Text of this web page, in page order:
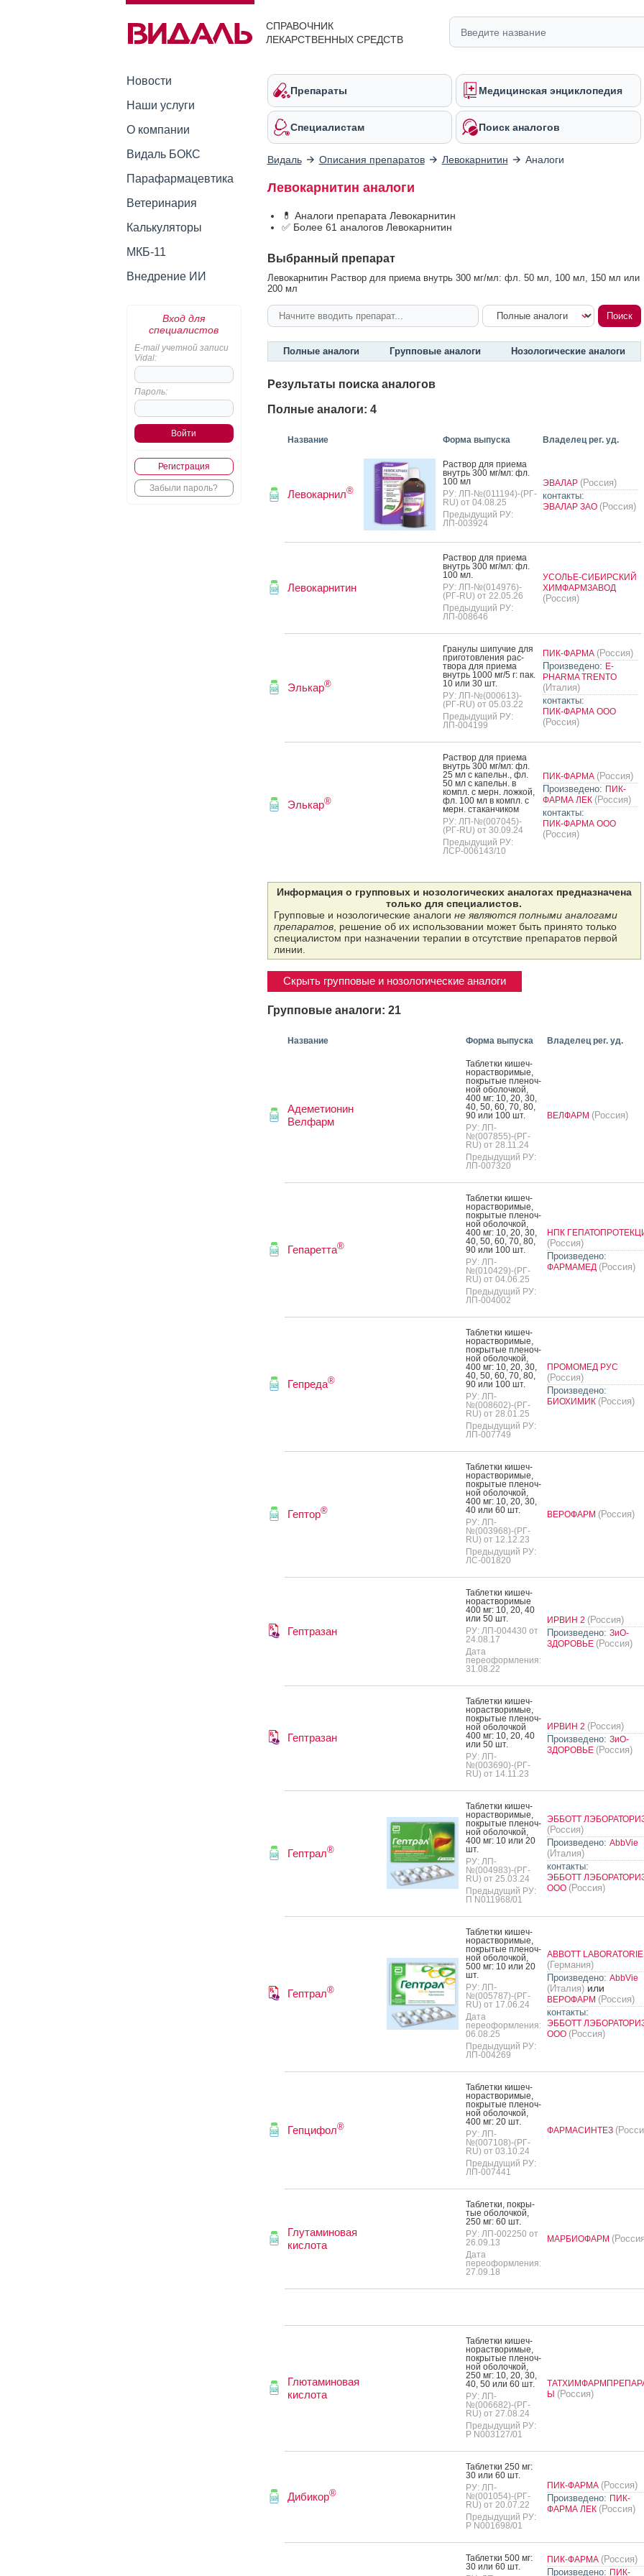
СПРАВОЧНИК
ЛЕКАРСТВЕННЫХ СРЕДСТВ
Новости
Наши услуги
О компании
Видаль БОКС
Парафармацевтика
Ветеринария
Калькуляторы
МКБ-11
Внедрение ИИ
Вход для
специалистов
E-mail учетной записи
Vidal:
Пароль:
Регистрация
Забыли пароль?
Препараты Медицинская энциклопедия
Специалистам Поиск аналогов
Видаль Описания препаратов Левокарнитин Аналоги
Левокарнитин аналоги
💊 Аналоги препарата Левокарнитин
✅ Более 61 аналогов Левокарнитин
Выбранный препарат
Левокарнитин Раствор для приема внутрь 300 мг/мл: фл. 50 мл, 100 мл, 150 мл или
200 мл
Полные аналоги Групповые аналоги Нозологические аналоги
Результаты поиска аналогов
Полные аналоги: 4
Название Форма выпуска Владелец рег. уд.
Левокарнил®
Рас­твор для при­ема
внутрь 300 мг/мл: фл.
100 мл
РУ: ЛП-№(011194)-(РГ-
RU) от 04.08.25
Предыдущий РУ:
ЛП-003924
ЭВАЛАР (Россия)
контакты:
ЭВАЛАР ЗАО (Россия)
Левокарнитин
Рас­твор для при­ема
внутрь 300 мг/мл: фл.
100 мл.
РУ: ЛП-№(014976)-
(РГ-RU) от 22.05.26
Предыдущий РУ:
ЛП-008646
УСОЛЬЕ-СИБИРСКИЙ
ХИМФАРМЗАВОД
(Россия)
Элькар®
Гра­нулы ши­пучие для
при­готов­ле­ния рас­
тво­ра для при­ема
внутрь 1000 мг/5 г: пак.
10 или 30 шт.
РУ: ЛП-№(000613)-
(РГ-RU) от 05.03.22
Предыдущий РУ:
ЛП-004199
ПИК-ФАРМА (Россия)
Произведено: E-
PHARMA TRENTO
(Италия)
контакты:
ПИК-ФАРМА ООО
(Россия)
Элькар®
Рас­твор для при­ема
внутрь 300 мг/мл: фл.
25 мл с ка­пельн., фл.
50 мл с ка­пельн. в
компл. с мерн. лож­кой,
фл. 100 мл в компл. с
мерн. ста­кан­чи­ком
РУ: ЛП-№(007045)-
(РГ-RU) от 30.09.24
Предыдущий РУ:
ЛСР-006143/10
ПИК-ФАРМА (Россия)
Произведено: ПИК-
ФАРМА ЛЕК (Россия)
контакты:
ПИК-ФАРМА ООО
(Россия)
Информация о групповых и нозологических аналогах предназначена
только для специалистов.
Групповые и нозологические аналоги не являются полными аналогами
препаратов, решение об их использовании может быть принято только
специалистом при назначении терапии в отсутствие препаратов первой
линии.
Скрыть групповые и нозологические аналоги
Групповые аналоги: 21
Название Форма выпуска Владелец рег. уд.
Адеметионин
Велфарм
Таб­летки ки­шеч­
но­рас­тво­римые,
пок­ры­тые пле­ноч­
ной обо­лоч­кой,
400 мг: 10, 20, 30,
40, 50, 60, 70, 80,
90 или 100 шт.
РУ: ЛП-
№(007855)-(РГ-
RU) от 28.11.24
Предыдущий РУ:
ЛП-007320
ВЕЛФАРМ (Россия)
Гепаретта®
Таб­летки ки­шеч­
но­рас­тво­римые,
пок­ры­тые пле­ноч­
ной обо­лоч­кой,
400 мг: 10, 20, 30,
40, 50, 60, 70, 80,
90 или 100 шт.
РУ: ЛП-
№(010429)-(РГ-
RU) от 04.06.25
Предыдущий РУ:
ЛП-004002
НПК
(Россия)
Произведено:
ФАРМАМЕД (Россия)
Гепреда®
Таб­летки ки­шеч­
но­рас­тво­римые,
пок­ры­тые пле­ноч­
ной обо­лоч­кой,
400 мг: 10, 20, 30,
40, 50, 60, 70, 80,
90 или 100 шт.
РУ: ЛП-
№(008602)-(РГ-
RU) от 28.01.25
Предыдущий РУ:
ЛП-007749
ПРОМОМЕД РУС
(Россия)
Произведено:
БИОХИМИК (Россия)
Гептор®
Таб­летки ки­шеч­
но­рас­тво­римые,
пок­ры­тые пле­ноч­
ной обо­лоч­кой,
400 мг: 10, 20, 30,
40 или 60 шт.
РУ: ЛП-
№(003968)-(РГ-
RU) от 12.12.23
Предыдущий РУ:
ЛС-001820
ВЕРОФАРМ (Россия)
Гептразан
Таб­летки ки­шеч­
но­рас­тво­римые
400 мг: 10, 20, 40
или 50 шт.
РУ: ЛП-004430 от
24.08.17
Дата
переоформления:
31.08.22
ИРВИН 2 (Россия)
Произведено: ЗиО-
ЗДОРОВЬЕ (Россия)
Гептразан
Таб­летки ки­шеч­
но­рас­тво­римые,
пок­ры­тые пле­ноч­
ной обо­лоч­кой
400 мг: 10, 20, 40
или 50 шт.
РУ: ЛП-
№(003690)-(РГ-
RU) от 14.11.23
ИРВИН 2 (Россия)
Произведено: ЗиО-
ЗДОРОВЬЕ (Россия)
Гептрал®
Таб­летки ки­шеч­
но­рас­тво­римые,
пок­ры­тые пле­ноч­
ной обо­лоч­кой,
400 мг: 10 или 20
шт.
РУ: ЛП-
№(004983)-(РГ-
RU) от 25.03.24
Предыдущий РУ:
П N011968/01
ЭББОТТ
(Россия)
Произведено: AbbVie
(Италия)
контакты:
ЭББОТТ
ООО (Россия)
Гептрал®
Таб­летки ки­шеч­
но­рас­тво­римые,
пок­ры­тые пле­ноч­
ной обо­лоч­кой,
500 мг: 10 или 20
шт.
РУ: ЛП-
№(005787)-(РГ-
RU) от 17.06.24
Дата
переоформления:
06.08.25
Предыдущий РУ:
ЛП-004269
ABBOTT
(Германия)
Произведено: AbbVie
(Италия)или
ВЕРОФАРМ (Россия)
контакты:
ЭББОТТ
ООО (Россия)
Гепцифол®
Таб­летки ки­шеч­
но­рас­тво­римые,
пок­ры­тые пле­ноч­
ной обо­лоч­кой,
400 мг: 20 шт.
РУ: ЛП-
№(007108)-(РГ-
RU) от 03.10.24
Предыдущий РУ:
ЛП-007441
ФАРМАСИНТЕЗ
Глутаминовая
кислота
Таб­летки, пок­ры­
тые обо­лоч­кой,
250 мг: 60 шт.
РУ: ЛП-002250 от
26.09.13
Дата
переоформления:
27.09.18
МАРБИОФАРМ
Глютаминовая
кислота
Таб­летки ки­шеч­
но­рас­тво­римые,
пок­ры­тые пле­ноч­
ной обо­лоч­кой,
250 мг: 10, 20, 30,
40, 50 или 60 шт.
РУ: ЛП-
№(006682)-(РГ-
RU) от 27.08.24
Предыдущий РУ:
Р N003127/01
Ы (Россия)
Дибикор®
Таб­летки 250 мг:
30 или 60 шт.
РУ: ЛП-
№(001054)-(РГ-
RU) от 20.07.22
Предыдущий РУ:
Р N001698/01
ПИК-ФАРМА (Россия)
Произведено: ПИК-
ФАРМА ЛЕК (Россия)
Таб­летки 500 мг:
30 или 60 шт.
ПИК-ФАРМА (Россия)
Произведено: ПИК-